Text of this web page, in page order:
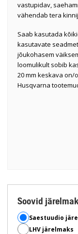
vastupidav,
vähendab tera
Saab kasutada
kasutavate
jõukohasem
loomulikult sobib
20 mm keskava on/
Husqvarna
Soovid
Saestuudio
LHV järelmaks